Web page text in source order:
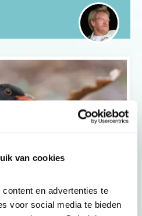
van cookies
en advertenties te
voor social media te bieden